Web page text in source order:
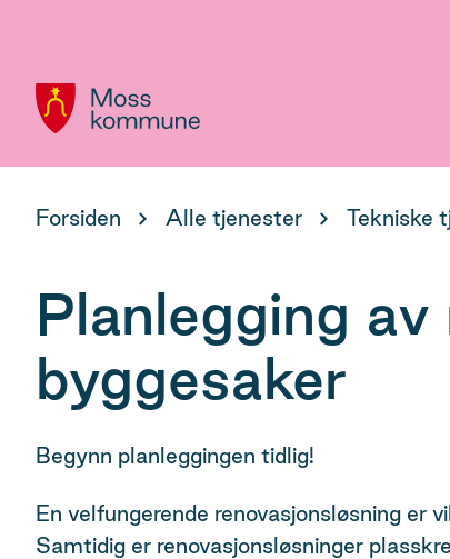
Hovedportal
Du
Forsiden Alle tjenester Tekniske
Planlegging
byggesaker
Begynn planleggingen tidlig!
En velfungerende renovasjonsløsning er
Samtidig er renovasjonsløsninger